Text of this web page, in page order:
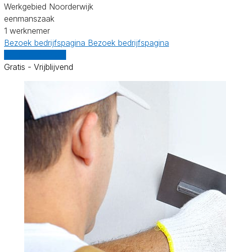
Werkgebied Noorderwijk
eenmanszaak
1 werknemer
Bezoek bedrijfspagina Bezoek bedrijfspagina
Gratis - Vrijblijvend